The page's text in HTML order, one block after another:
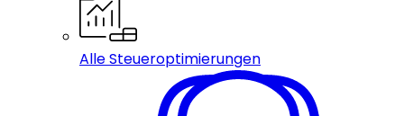
Alle Steueroptimierungen